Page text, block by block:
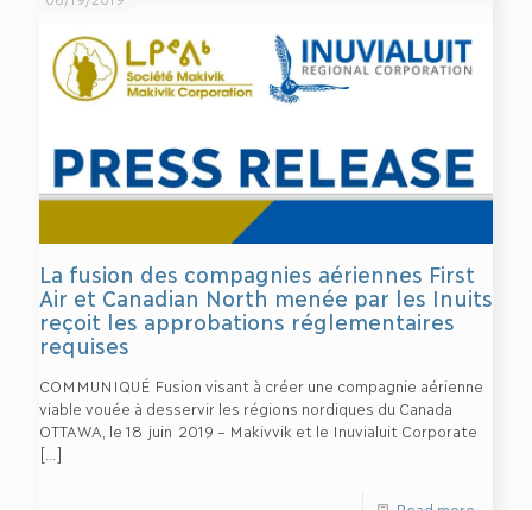
La fusion des compagnies aériennes First
Air et Canadian North menée par les Inuits
reçoit les approbations réglementaires
requises
COMMUNIQUÉ Fusion visant à créer une compagnie aérienne
viable vouée à desservir les régions nordiques du Canada
OTTAWA, le 18 juin 2019 – Makivvik et le Inuvialuit Corporate
[…]